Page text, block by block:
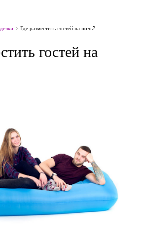
Где разместить гостей на ночь?
гостей на